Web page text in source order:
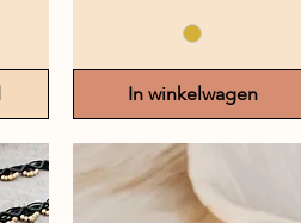
In winkelwagen